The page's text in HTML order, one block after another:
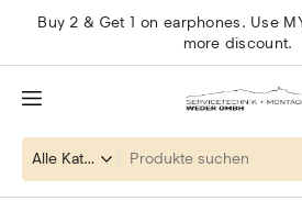
Buy 2 & Get 1 on earphones. Use
more discount.